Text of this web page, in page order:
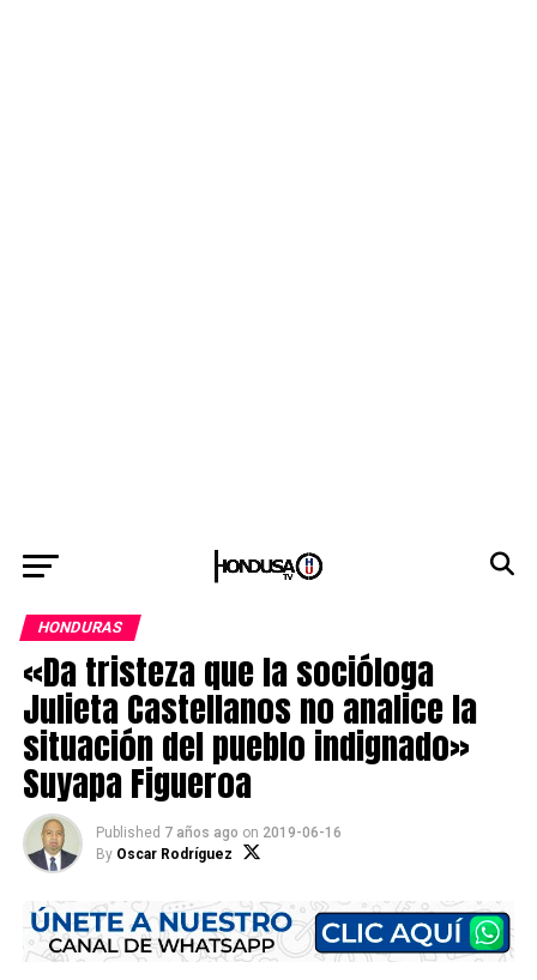
HONDURAS
«Da tristeza que la socióloga
Julieta Castellanos no analice la
situación del pueblo indignado»
Suyapa Figueroa
Published 7 años ago on 2019-06-16
By Oscar Rodríguez